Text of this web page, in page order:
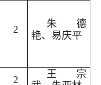
2
朱德
艳、易庆平
2
王宗